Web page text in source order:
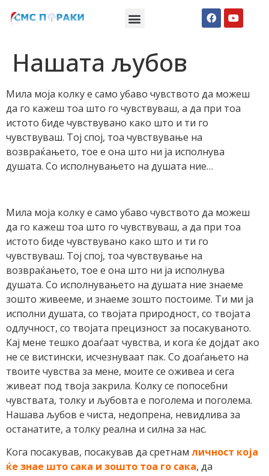
Нашата љубов
Мила моја колку е само убаво чувството да можеш
да го кажеш тоа што го чувствуваш, а да при тоа
истото биде чувствувано како што и ти го
чувствуваш. Тој спој, тоа чувствување на
возвраќањето, тое е она што ни ја исполнува
душата. Со исполнувањето на душата ние…
Мила моја колку е само убаво чувството да можеш
да го кажеш тоа што го чувствуваш, а да при тоа
истото биде чувствувано како што и ти го
чувствуваш. Тој спој, тоа чувствување на
возвраќањето, тое е она што ни ја исполнува
душата. Со исполнувањето на душата ние знаеме
зошто живееме, и знаеме зошто постоиме. Ти ми ја
исполни душата, со твојата природност, со твојата
одлучност, со твојата прецизност за посакуваното.
Кај мене тешко доаѓаат чувства, и кога ќе дојдат ако
не се вистински, исчезнуваат пак. Со доаѓањето на
твоите чувства за мене, моите се оживеа и сега
живеат под твоја закрила. Колку се попосебни
чувствата, толку и љубовта е поголема и поголема.
Нашава љубов е чиста, недопрена, невидлива за
останатите, а толку реална и силна за нас.
Кога посакував, посакував да сретнам личност која
ќе знае што сака и зошто тоа го сака, да